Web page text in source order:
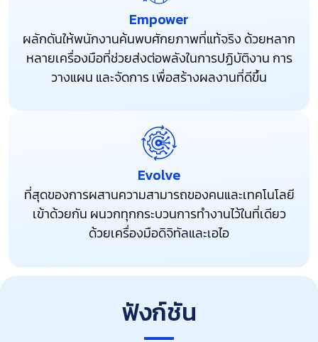
Empower
ผลักดันให้พนักงานค้นพบศักยภาพที่แท้จริง ด้วยหลาก
หลายเครื่องมือที่ช่วยส่งต่อพลังในการปฏิบัติงาน การ
วางแผน และจัดการ เพื่อสร้างผลงานที่ดีขึ้น
Evolve
ที่สุดของการผสานความสามารถของคนและเทคโนโลยี
เข้าด้วยกัน ผนวกทุกกระบวนการทำงานไว้ในที่เดียว
ด้วยเครื่องมือดิจิทัลและเอไอ
ฟังก์ชัน